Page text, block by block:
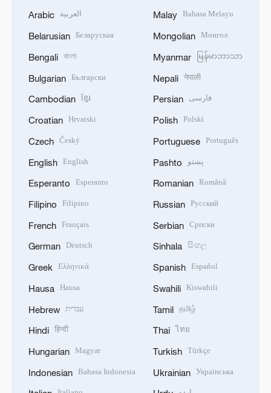
Arabic العربية
Belarusian Беларуская
Bengali বাংলা
Bulgarian Български
Cambodian ខ្មែរ
Croatian Hrvatski
Czech Český
English English
Esperanto Esperanto
Filipino Filipino
French Français
German Deutsch
Greek Ελληνικά
Hausa Hausa
Hebrew עברית
Hindi हिन्दी
Hungarian Magyar
Indonesian Bahasa Indonesia
Malay Bahasa Melayu
Mongolian Монгол
Myanmar မြန်မာဘာသာ
Nepali नेपाली
Persian فارسی
Polish Polski
Portuguese Português
Pashto پښتو
Romanian Română
Russian Русский
Serbian Српски
Sinhala සිංහල
Spanish Español
Swahili Kiswahili
Tamil தமிழ்
Thai ไทย
Turkish Türkçe
Ukrainian Українська